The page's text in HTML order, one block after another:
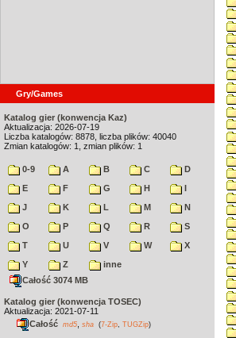
Gry/Games
Katalog gier (konwencja Kaz)
Aktualizacja: 2026-07-19
Liczba katalogów: 8878, liczba plików: 40040
Zmian katalogów: 1, zmian plików: 1
0-9 A B C
D
E
F G H
I
J
K L M
N
O
P Q R
S
T
U V W
X
Y
Z
inne
Całość 3074 MB
Katalog gier (konwencja TOSEC)
Aktualizacja: 2021-07-11
Całość md5 sha (7-Zip TUGZip)